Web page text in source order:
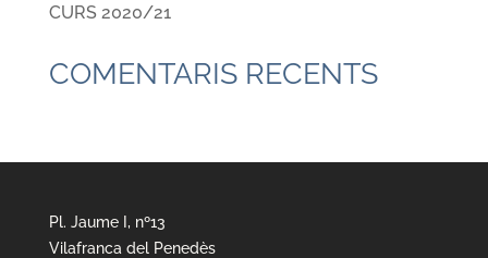
CURS 2020/21
COMENTARIS RECENTS
Pl. Jaume I, nº13
Vilafranca del Penedès